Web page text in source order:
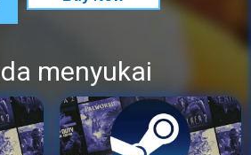
menyukai